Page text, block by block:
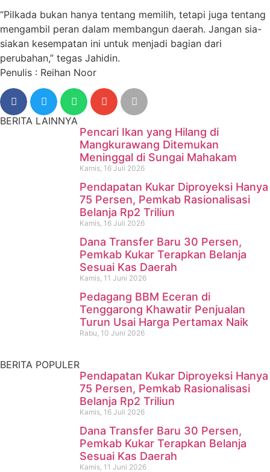
“Pilkada bukan hanya tentang memilih, tetapi juga tentang
mengambil peran dalam membangun daerah. Jangan sia-
siakan kesempatan ini untuk menjadi bagian dari
perubahan,” tegas Jahidin.
Penulis : Reihan Noor
BERITA LAINNYA
Pencari Ikan yang Hilang di
Mangkurawang Ditemukan
Meninggal di Sungai Mahakam
Kamis, 16 Juli 2026
Pendapatan Kukar Diproyeksi Hanya
75 Persen, Pemkab Rasionalisasi
Belanja Rp2 Triliun
Kamis, 16 Juli 2026
Dana Transfer Baru 30 Persen,
Pemkab Kukar Terapkan Belanja
Sesuai Kas Daerah
Kamis, 11 Juni 2026
Pedagang BBM Eceran di
Tenggarong Khawatir Penjualan
Turun Usai Harga Pertamax Naik
Rabu, 10 Juni 2026
Pencari Ikan yang Hilang di
Mangkurawang Ditemukan
Meninggal di Sungai
Mahakam
BERITA POPULER
Pendapatan Kukar Diproyeksi Hanya
75 Persen, Pemkab Rasionalisasi
Belanja Rp2 Triliun
Kamis, 16 Juli 2026
Dana Transfer Baru 30 Persen,
Pemkab Kukar Terapkan Belanja
Sesuai Kas Daerah
Kamis, 11 Juni 2026